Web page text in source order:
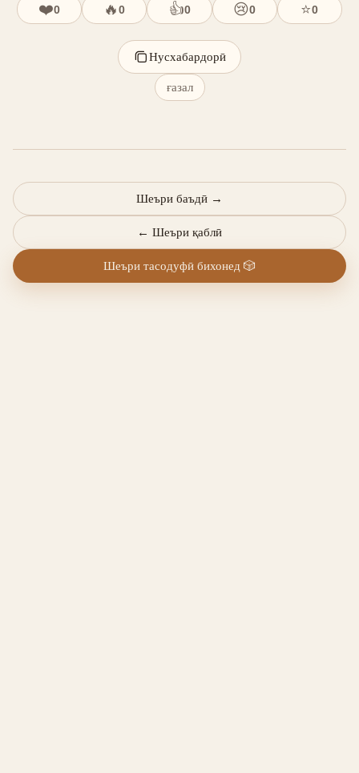
❤️0 🔥0 👍0 😢0 ⭐0
Нусхабардорӣ
ғазал
← Шеъри қаблӣ
Шеъри баъдӣ →
Шеъри тасодуфӣ бихонед 🎲